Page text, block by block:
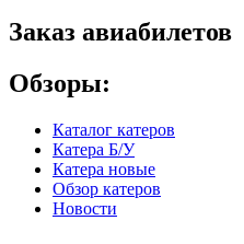
Заказ авиабилетов
Обзоры:
Каталог катеров
Катера Б/У
Катера новые
Обзор катеров
Новости